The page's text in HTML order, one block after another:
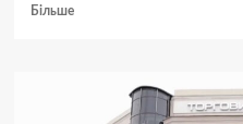
БільшеДокладніше